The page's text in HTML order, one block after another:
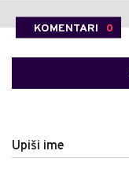
KOMENTARI 0
Upiši ime